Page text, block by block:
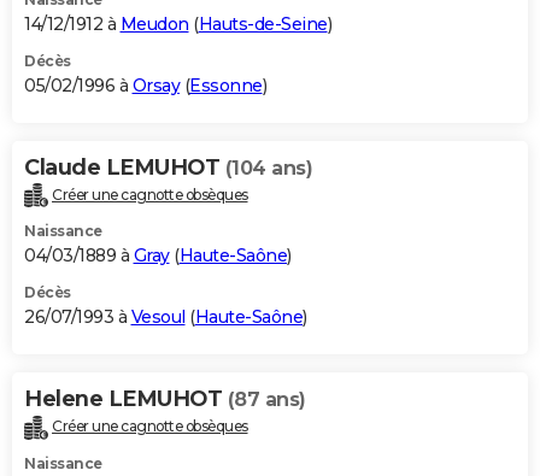
14/12/1912 à Meudon (Hauts-de-Seine)
Décès
05/02/1996 à Orsay(Essonne)
Claude LEMUHOT (104 ans)
Créer une cagnotte obsèques
Naissance
04/03/1889 à Gray(Haute-Saône)
Décès
26/07/1993 à Vesoul (Haute-Saône)
Helene LEMUHOT (87 ans)
Créer une cagnotte obsèques
Naissance